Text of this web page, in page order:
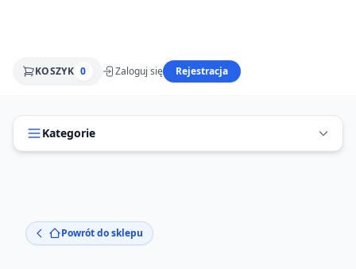
KOSZYK 0 Zaloguj się Rejestracja
Kategorie
Powrót do sklepu